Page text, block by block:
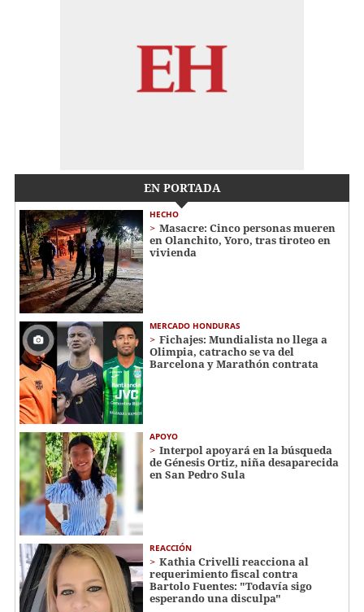
EN PORTADA
HECHO
Masacre: Cinco personas mueren
en Olanchito, Yoro, tras tiroteo en
vivienda
MERCADO HONDURAS
Fichajes: Mundialista no llega a
Olimpia, catracho se va del
Barcelona y Marathón contrata
APOYO
Interpol apoyará en la búsqueda
de Génesis Ortiz, niña desaparecida
en San Pedro Sula
REACCIÓN
Kathia Crivelli reacciona al
requerimiento fiscal contra
Bartolo Fuentes: "Todavía sigo
esperando una disculpa"